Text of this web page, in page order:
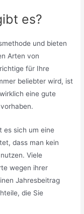
es?
und bieten
Arten von
für Ihre
beliebter wird, ist
eine gute
es sich um eine
dass man kein
Viele
wegen ihrer
Jahresbeitrag
die Sie